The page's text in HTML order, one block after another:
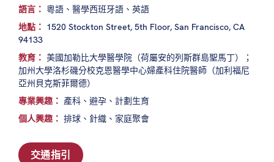
語言： 粵語、醫學西班牙語、英語
地點： 1520 Stockton Street, 5th Floor, San Francisco, CA
94133
教育： 美國加勒比大學醫學院（荷屬安的列斯群島聖馬丁）；
加州大學洛杉磯分校克恩醫學中心婦產科住院醫師（加利福尼
亞州貝克斯菲爾德）
專業興趣： 產科、避孕、計劃生育
個人興趣： 排球、針織、家庭聚會
交通指引